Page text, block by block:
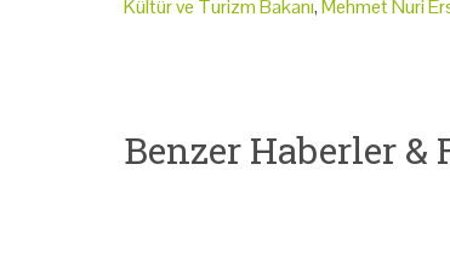
Kültür ve Turizm Bakanı,Mehmet Nuri
Benzer Haberler &